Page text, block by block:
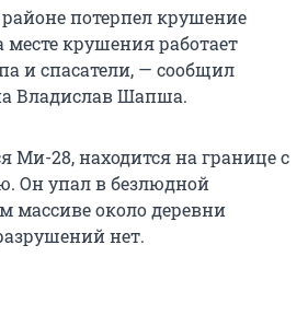
потерпел крушение
месте крушения работает
и спасатели, — сообщил
Владислав Шапша.
Ми-28, находится на границе с
Он упал в безлюдной
массиве около деревни
нет.